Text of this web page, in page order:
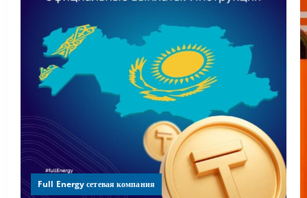
Full Energy сетевая компания